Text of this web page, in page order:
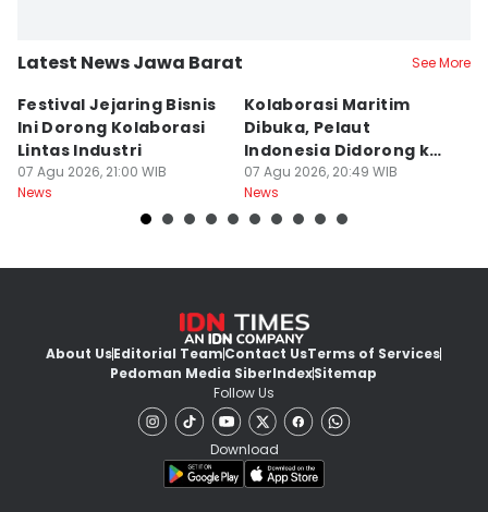
Latest News Jawa Barat See More
Festival Jejaring Bisnis
Ini Dorong Kolaborasi
Lintas Industri
07 Agu 2026, 21:00 WIB
News
Kolaborasi Maritim
Dibuka, Pelaut
Indonesia Didorong ke
Pasar Global
07 Agu 2026, 20:49 WIB
News
About UsEditorial TeamContact UsTerms of Services
Pedoman Media SiberIndexSitemap
Follow Us
Download